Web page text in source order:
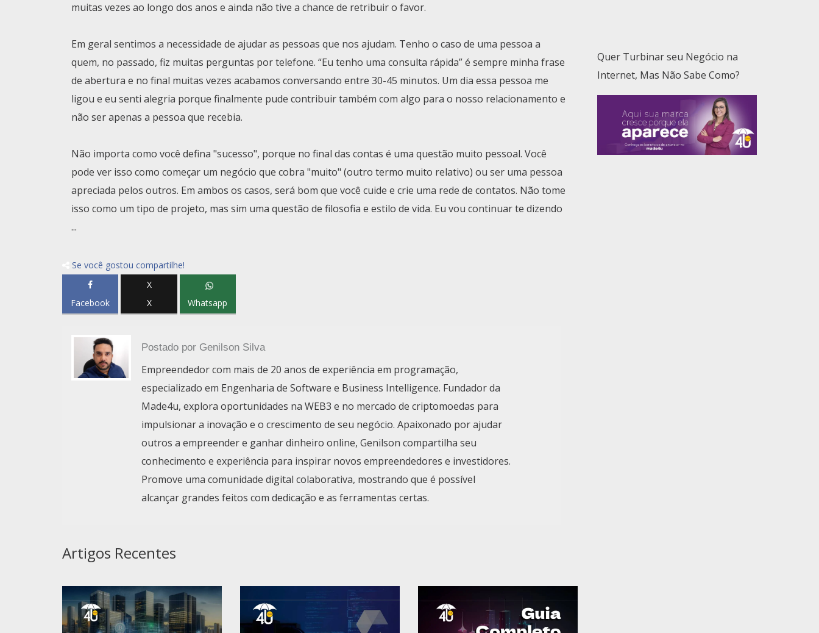
muitas vezes ao longo dos anos e ainda não tive a chance de retribuir o favor.
Em geral sentimos a necessidade de ajudar as pessoas que nos ajudam. Tenho o caso de uma pessoa a
quem, no passado, fiz muitas perguntas por telefone. “Eu tenho uma consulta rápida” é sempre minha frase
de abertura e no final muitas vezes acabamos conversando entre 30-45 minutos. Um dia essa pessoa me
ligou e eu senti alegria porque finalmente pude contribuir também com algo para o nosso relacionamento e
não ser apenas a pessoa que recebia.
Não importa como você defina "sucesso", porque no final das contas é uma questão muito pessoal. Você
pode ver isso como começar um negócio que cobra "muito" (outro termo muito relativo) ou ser uma pessoa
apreciada pelos outros. Em ambos os casos, será bom que você cuide e crie uma rede de contatos. Não tome
isso como um tipo de projeto, mas sim uma questão de filosofia e estilo de vida. Eu vou continuar te dizendo
...
Se você gostou compartilhe!
Facebook
X
X
Whatsapp
Postado por Genilson Silva
Empreendedor com mais de 20 anos de experiência em programação,
especializado em Engenharia de Software e Business Intelligence. Fundador da
Made4u, explora oportunidades na WEB3 e no mercado de criptomoedas para
impulsionar a inovação e o crescimento de seu negócio. Apaixonado por ajudar
outros a empreender e ganhar dinheiro online, Genilson compartilha seu
conhecimento e experiência para inspirar novos empreendedores e investidores.
Promove uma comunidade digital colaborativa, mostrando que é possível
alcançar grandes feitos com dedicação e as ferramentas certas.
Artigos Recentes
Quer Turbinar seu Negócio na
Internet, Mas Não Sabe Como?